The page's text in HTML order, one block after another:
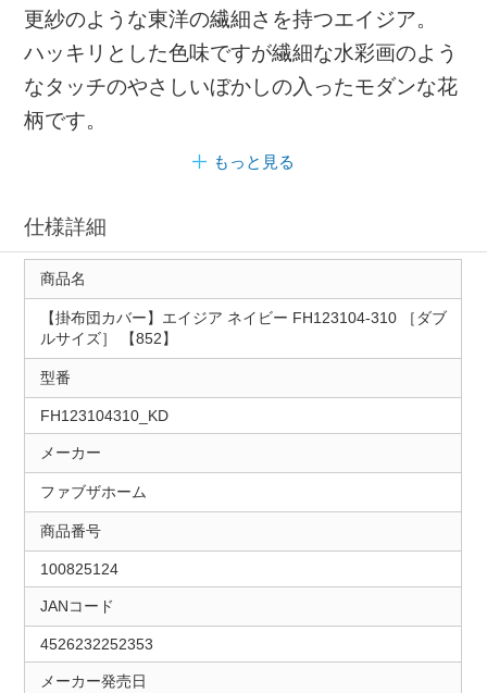
更紗のような東洋の繊細さを持つエイジア。
ハッキリとした色味ですが繊細な水彩画のよう
なタッチのやさしいぼかしの入ったモダンな花
柄です。
もっと見る
仕様詳細
商品名
【掛布団カバー】エイジア ネイビー FH123104-310 ［ダブ
ルサイズ］ 【852】
型番
FH123104310_KD
メーカー
ファブザホーム
商品番号
100825124
JANコード
4526232252353
メーカー発売日